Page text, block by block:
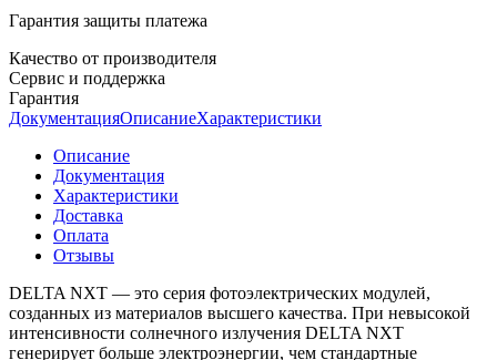
Гарантия защиты платежа
Качество от производителя
Сервис и поддержка
Гарантия
ДокументацияОписаниеХарактеристики
Описание
Документация
Характеристики
Доставка
Оплата
Отзывы
DELTA NXT — это серия фотоэлектрических модулей,
созданных из материалов высшего качества. При невысокой
интенсивности солнечного излучения DELTA NXT
генерирует больше электроэнергии, чем стандартные